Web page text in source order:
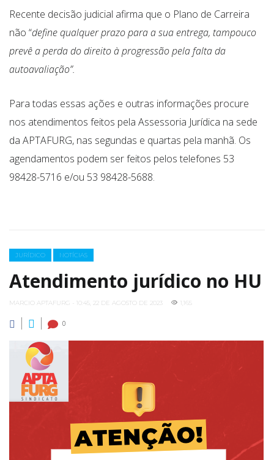
Recente decisão judicial afirma que o Plano de Carreira
não “define qualquer prazo para a sua entrega, tampouco
prevê a perda do direito à progressão pela falta da
autoavaliação”.
Para todas essas ações e outras informações procure
nos atendimentos feitos pela Assessoria Jurídica na sede
da APTAFURG, nas segundas e quartas pela manhã. Os
agendamentos podem ser feitos pelos telefones 53
98428-5716 e/ou 53 98428-5688.
Categories
JURÍDICO NOTÍCIAS
Atendimento jurídico no HU
MARCIO APTAFURG - 10:45, 22 DE AGOSTO DE 2023 1,165
0